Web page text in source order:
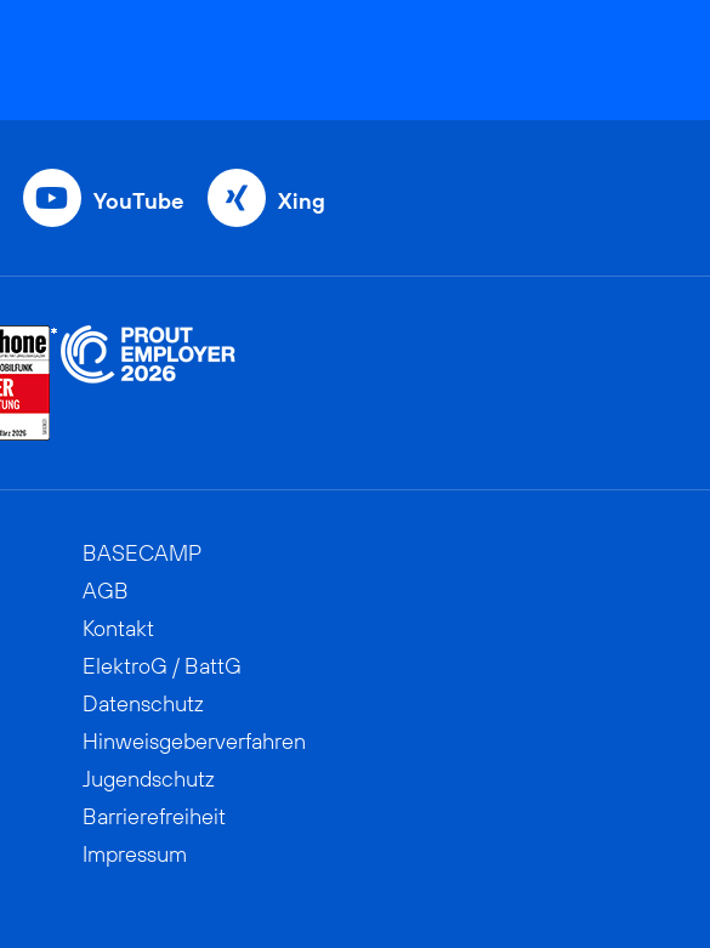
YouTube Xing
BASECAMP
AGB
Kontakt
ElektroG / BattG
Datenschutz
Hinweisgeberverfahren
Jugendschutz
Barrierefreiheit
Impressum